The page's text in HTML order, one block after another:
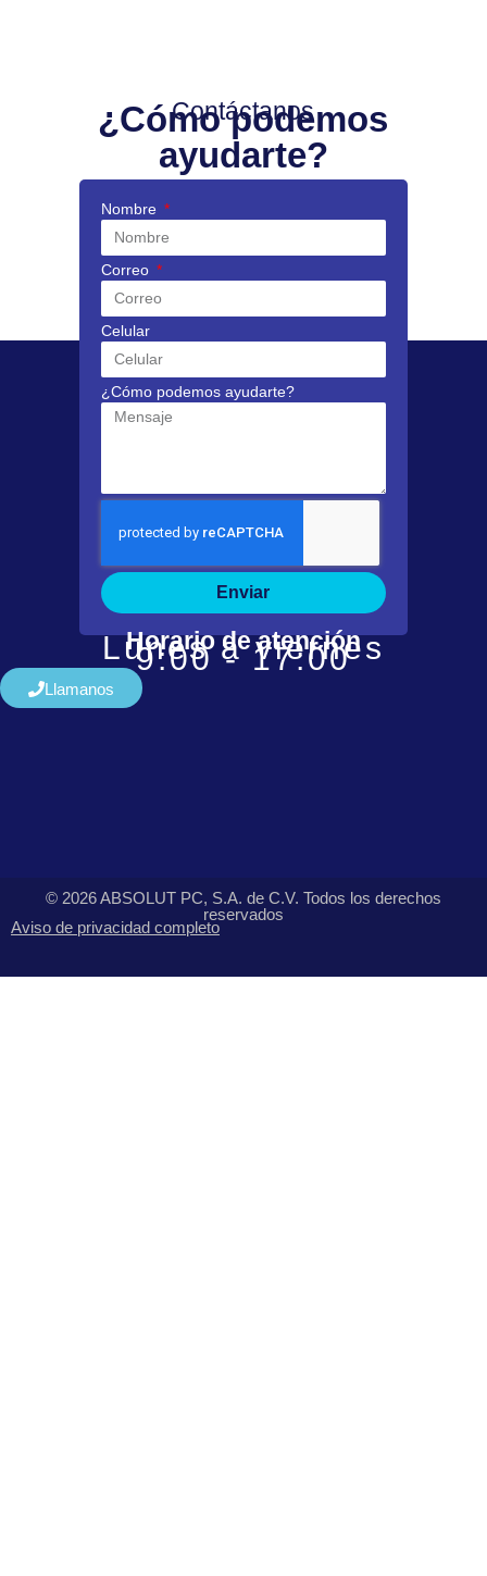
Contáctanos
¿Cómo podemos
ayudarte?
Nombre
Correo
Celular
¿Cómo podemos ayudarte?
Enviar
Horario de atención
Lunes a viernes
9:00 - 17:00
Llamanos
© 2026 ABSOLUT PC, S.A. de C.V. Todos los derechos
reservados
Aviso de privacidad completo